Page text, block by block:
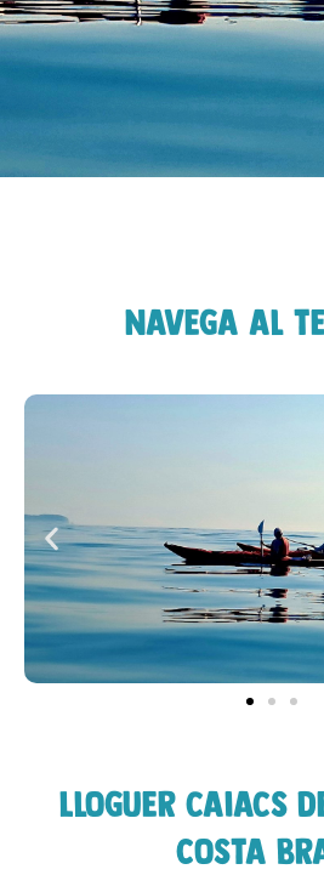
Navega al
Lloguer caiacs
Costa